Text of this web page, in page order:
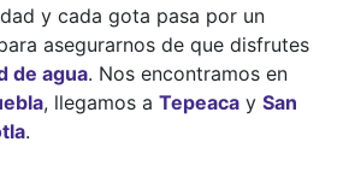
y cada gota pasa por un
asegurarnos de que disfrutes
de agua. Nos encontramos en
, llegamos a Tepeaca y San
.